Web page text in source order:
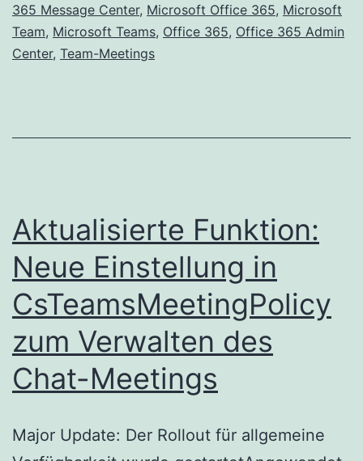
365 Message Center, Microsoft Office 365, Microsoft
Team, Microsoft Teams, Office 365, Office 365 Admin
Center, Team-Meetings
Aktualisierte Funktion:
Neue Einstellung in
CsTeamsMeetingPolicy
zum Verwalten des
Chat-Meetings
Major Update: Der Rollout für allgemeine